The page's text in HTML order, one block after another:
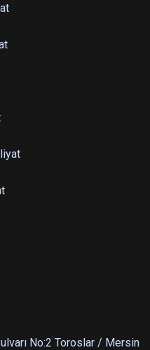
No:2 Toroslar / Mersin